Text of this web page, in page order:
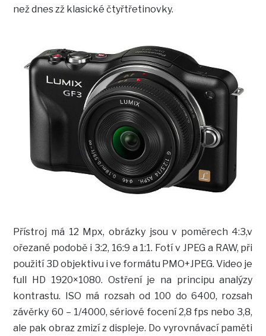
než dnes zž klasické čtyřtřetinovky.
Přístroj má 12 Mpx, obrázky jsou v poměrech 4:3,v
ořezané podobě i 3:2, 16:9 a 1:1. Fotí v JPEG a RAW, při
použití 3D objektivu i ve formátu PMO+JPEG. Video je
full HD 1920×1080. Ostření je na principu analýzy
kontrastu. ISO má rozsah od 100 do 6400, rozsah
závěrky 60 – 1/4000, sériové focení 2,8 fps nebo 3,8,
ale pak obraz zmizí z displeje. Do vyrovnávací paměti